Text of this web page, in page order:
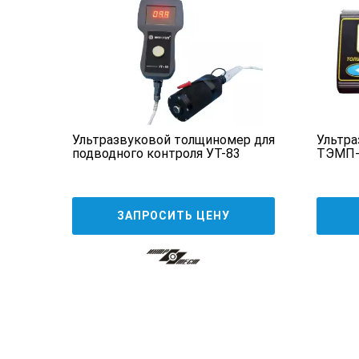
Частота индикации:
Индикатор:
Тактовая частота:
Интерфейсы:
Встроенная память:
Ультразвуковой толщиномер для
подводного контроля УТ-83
ЗАПРОСИТЬ ЦЕНУ